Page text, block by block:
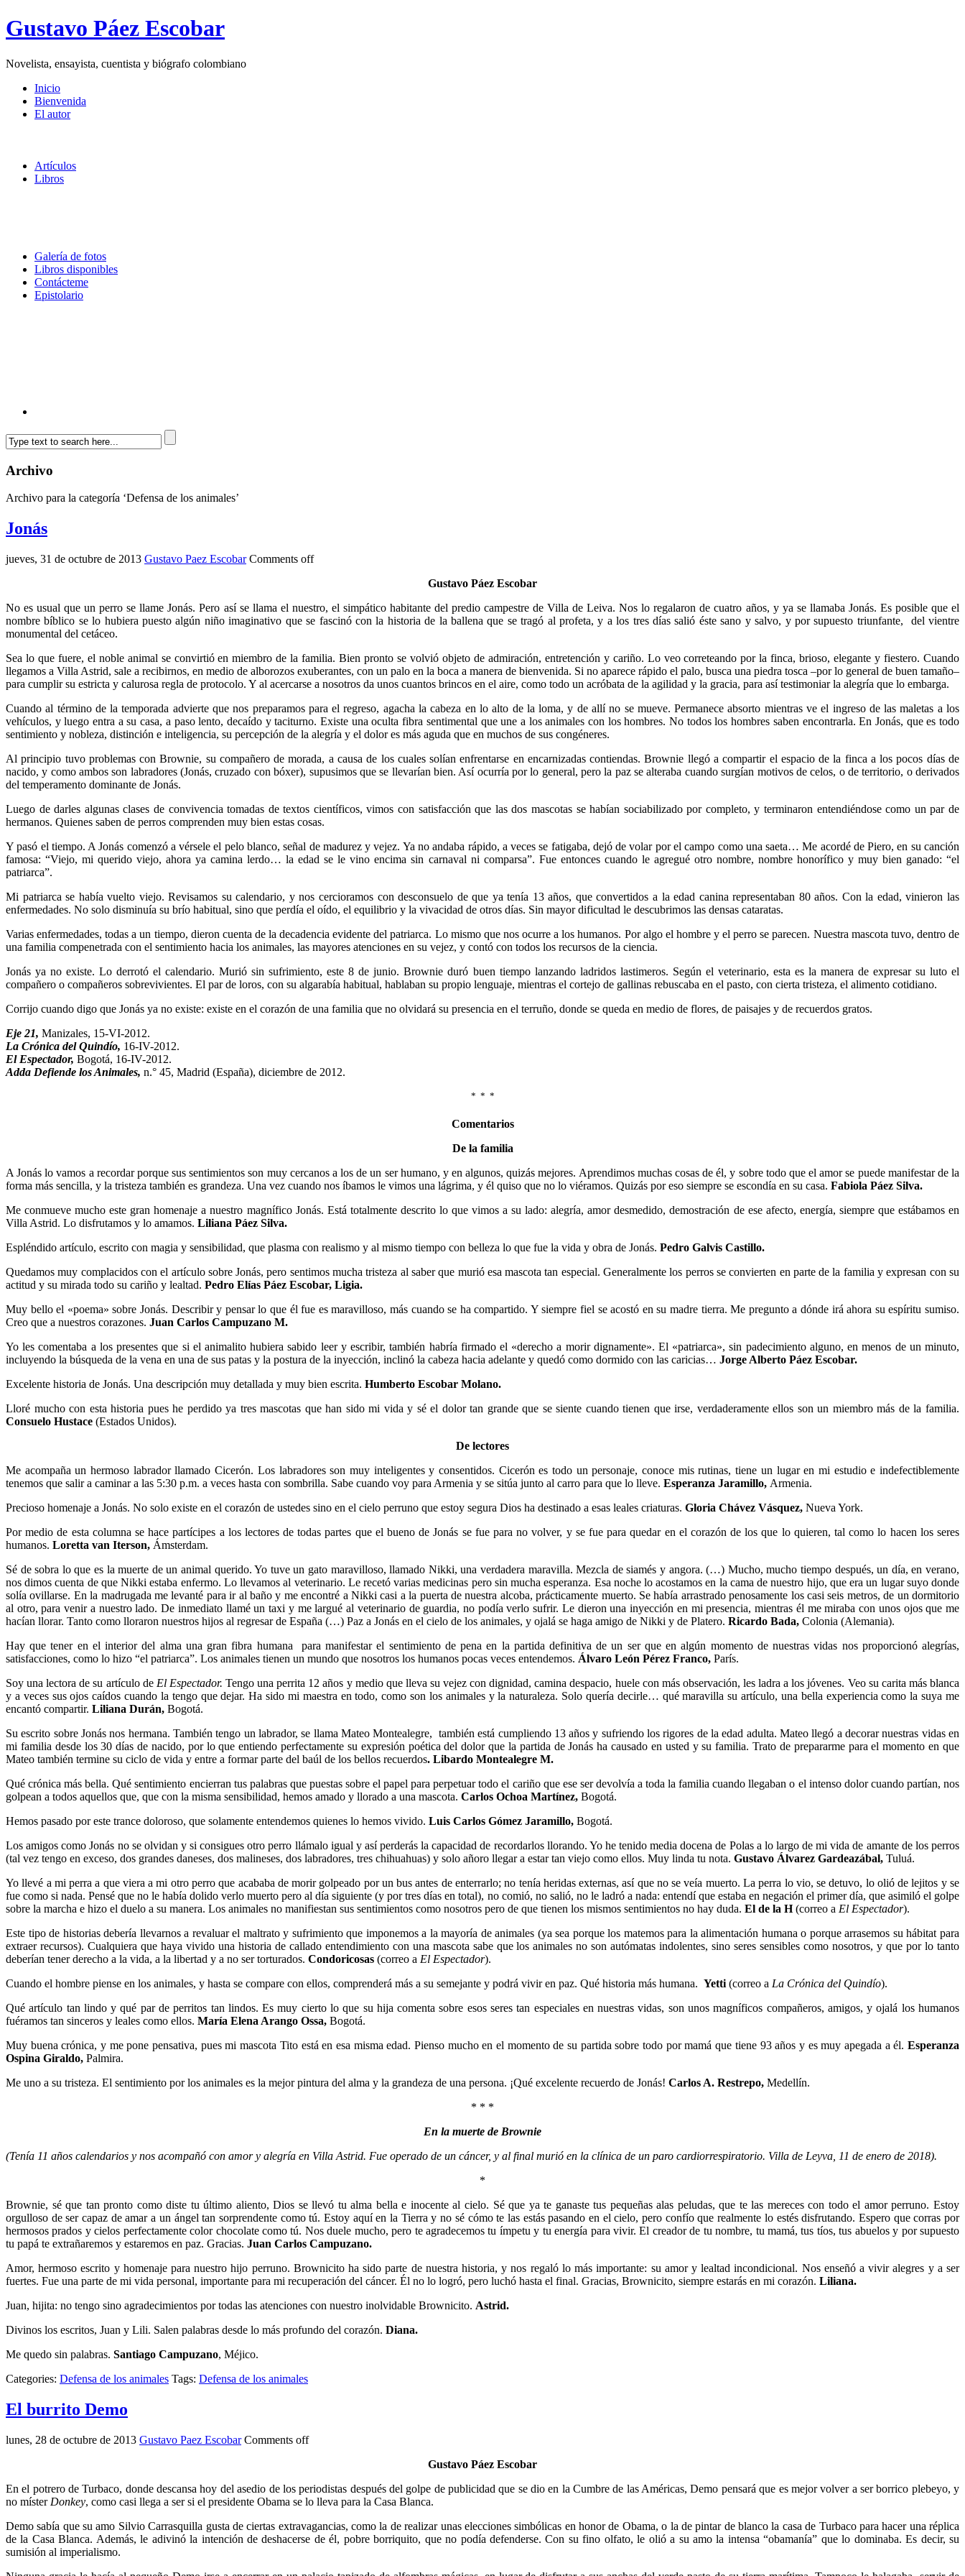
Gustavo Páez Escobar
Novelista, ensayista, cuentista y biógrafo colombiano
Inicio
Bienvenida
El autor
Artículos
Libros
Galería de fotos
Libros disponibles
Contácteme
Epistolario
Archivo
Archivo para la categoría ‘Defensa de los animales’
Jonás
jueves, 31 de octubre de 2013 Gustavo Paez Escobar Comments off
Gustavo Páez Escobar
No es usual que un perro se llame Jonás. Pero así se llama el nuestro, el simpático habitante del predio campestre de Villa de Leiva. Nos lo regalaron de cuatro años, y ya se llamaba Jonás. Es posible que el
nombre bíblico se lo hubiera puesto algún niño imaginativo que se fascinó con la historia de la ballena que se tragó al profeta, y a los tres días salió éste sano y salvo, y por supuesto triunfante, del vientre
monumental del cetáceo.
Sea lo que fuere, el noble animal se convirtió en miembro de la familia. Bien pronto se volvió objeto de admiración, entretención y cariño. Lo veo correteando por la finca, brioso, elegante y fiestero. Cuando
llegamos a Villa Astrid, sale a recibirnos, en medio de alborozos exuberantes, con un palo en la boca a manera de bienvenida. Si no aparece rápido el palo, busca una piedra tosca –por lo general de buen tamaño–
para cumplir su estricta y calurosa regla de protocolo. Y al acercarse a nosotros da unos cuantos brincos en el aire, como todo un acróbata de la agilidad y la gracia, para así testimoniar la alegría que lo embarga.
Cuando al término de la temporada advierte que nos preparamos para el regreso, agacha la cabeza en lo alto de la loma, y de allí no se mueve. Permanece absorto mientras ve el ingreso de las maletas a los
vehículos, y luego entra a su casa, a paso lento, decaído y taciturno. Existe una oculta fibra sentimental que une a los animales con los hombres. No todos los hombres saben encontrarla. En Jonás, que es todo
sentimiento y nobleza, distinción e inteligencia, su percepción de la alegría y el dolor es más aguda que en muchos de sus congéneres.
Al principio tuvo problemas con Brownie, su compañero de morada, a causa de los cuales solían enfrentarse en encarnizadas contiendas. Brownie llegó a compartir el espacio de la finca a los pocos días de
nacido, y como ambos son labradores (Jonás, cruzado con bóxer), supusimos que se llevarían bien. Así ocurría por lo general, pero la paz se alteraba cuando surgían motivos de celos, o de territorio, o derivados
del temperamento dominante de Jonás.
Luego de darles algunas clases de convivencia tomadas de textos científicos, vimos con satisfacción que las dos mascotas se habían sociabilizado por completo, y terminaron entendiéndose como un par de
hermanos. Quienes saben de perros comprenden muy bien estas cosas.
Y pasó el tiempo. A Jonás comenzó a vérsele el pelo blanco, señal de madurez y vejez. Ya no andaba rápido, a veces se fatigaba, dejó de volar por el campo como una saeta… Me acordé de Piero, en su canción
famosa: “Viejo, mi querido viejo, ahora ya camina lerdo… la edad se le vino encima sin carnaval ni comparsa”. Fue entonces cuando le agregué otro nombre, nombre honorífico y muy bien ganado: “el
patriarca”.
Mi patriarca se había vuelto viejo. Revisamos su calendario, y nos cercioramos con desconsuelo de que ya tenía 13 años, que convertidos a la edad canina representaban 80 años. Con la edad, vinieron las
enfermedades. No solo disminuía su brío habitual, sino que perdía el oído, el equilibrio y la vivacidad de otros días. Sin mayor dificultad le descubrimos las densas cataratas.
Varias enfermedades, todas a un tiempo, dieron cuenta de la decadencia evidente del patriarca. Lo mismo que nos ocurre a los humanos. Por algo el hombre y el perro se parecen. Nuestra mascota tuvo, dentro de
una familia compenetrada con el sentimiento hacia los animales, las mayores atenciones en su vejez, y contó con todos los recursos de la ciencia.
Jonás ya no existe. Lo derrotó el calendario. Murió sin sufrimiento, este 8 de junio. Brownie duró buen tiempo lanzando ladridos lastimeros. Según el veterinario, esta es la manera de expresar su luto el
compañero o compañeros sobrevivientes. El par de loros, con su algarabía habitual, hablaban su propio lenguaje, mientras el cortejo de gallinas rebuscaba en el pasto, con cierta tristeza, el alimento cotidiano.
Corrijo cuando digo que Jonás ya no existe: existe en el corazón de una familia que no olvidará su presencia en el terruño, donde se queda en medio de flores, de paisajes y de recuerdos gratos.
Eje 21, Manizales, 15-VI-2012.
La Crónica del Quindío, 16-IV-2012.
El Espectador, Bogotá, 16-IV-2012.
Adda Defiende los Animales, n.° 45, Madrid (España), diciembre de 2012.
* * *
Comentarios
De la familia
A Jonás lo vamos a recordar porque sus sentimientos son muy cercanos a los de un ser humano, y en algunos, quizás mejores. Aprendimos muchas cosas de él, y sobre todo que el amor se puede manifestar de la
forma más sencilla, y la tristeza también es grandeza. Una vez cuando nos íbamos le vimos una lágrima, y él quiso que no lo viéramos. Quizás por eso siempre se escondía en su casa. Fabiola Páez Silva.
Me conmueve mucho este gran homenaje a nuestro magnífico Jonás. Está totalmente descrito lo que vimos a su lado: alegría, amor desmedido, demostración de ese afecto, energía, siempre que estábamos en
Villa Astrid. Lo disfrutamos y lo amamos. Liliana Páez Silva.
Espléndido artículo, escrito con magia y sensibilidad, que plasma con realismo y al mismo tiempo con belleza lo que fue la vida y obra de Jonás. Pedro Galvis Castillo.
Quedamos muy complacidos con el artículo sobre Jonás, pero sentimos mucha tristeza al saber que murió esa mascota tan especial. Generalmente los perros se convierten en parte de la familia y expresan con su
actitud y su mirada todo su cariño y lealtad. Pedro Elías Páez Escobar, Ligia.
Muy bello el «poema» sobre Jonás. Describir y pensar lo que él fue es maravilloso, más cuando se ha compartido. Y siempre fiel se acostó en su madre tierra. Me pregunto a dónde irá ahora su espíritu sumiso.
Creo que a nuestros corazones. Juan Carlos Campuzano M.
Yo les comentaba a los presentes que si el animalito hubiera sabido leer y escribir, también habría firmado el «derecho a morir dignamente». El «patriarca», sin padecimiento alguno, en menos de un minuto,
incluyendo la búsqueda de la vena en una de sus patas y la postura de la inyección, inclinó la cabeza hacia adelante y quedó como dormido con las caricias… Jorge Alberto Páez Escobar.
Excelente historia de Jonás. Una descripción muy detallada y muy bien escrita. Humberto Escobar Molano.
Lloré mucho con esta historia pues he perdido ya tres mascotas que han sido mi vida y sé el dolor tan grande que se siente cuando tienen que irse, verdaderamente ellos son un miembro más de la familia.
Consuelo Hustace (Estados Unidos).
De lectores
Me acompaña un hermoso labrador llamado Cicerón. Los labradores son muy inteligentes y consentidos. Cicerón es todo un personaje, conoce mis rutinas, tiene un lugar en mi estudio e indefectiblemente
tenemos que salir a caminar a las 5:30 p.m. a veces hasta con sombrilla. Sabe cuando voy para Armenia y se sitúa junto al carro para que lo lleve. Esperanza Jaramillo, Armenia.
Precioso homenaje a Jonás. No solo existe en el corazón de ustedes sino en el cielo perruno que estoy segura Dios ha destinado a esas leales criaturas. Gloria Chávez Vásquez, Nueva York.
Por medio de esta columna se hace partícipes a los lectores de todas partes que el bueno de Jonás se fue para no volver, y se fue para quedar en el corazón de los que lo quieren, tal como lo hacen los seres
humanos. Loretta van Iterson, Ámsterdam.
Sé de sobra lo que es la muerte de un animal querido. Yo tuve un gato maravilloso, llamado Nikki, una verdadera maravilla. Mezcla de siamés y angora. (…) Mucho, mucho tiempo después, un día, en verano,
nos dimos cuenta de que Nikki estaba enfermo. Lo llevamos al veterinario. Le recetó varias medicinas pero sin mucha esperanza. Esa noche lo acostamos en la cama de nuestro hijo, que era un lugar suyo donde
solía ovillarse. En la madrugada me levanté para ir al baño y me encontré a Nikki casi a la puerta de nuestra alcoba, prácticamente muerto. Se había arrastrado penosamente los casi seis metros, de un dormitorio
al otro, para venir a nuestro lado. De inmediato llamé un taxi y me largué al veterinario de guardia, no podía verlo sufrir. Le dieron una inyección en mi presencia, mientras él me miraba con unos ojos que me
hacían llorar. Tanto como lloraron nuestros hijos al regresar de España (…) Paz a Jonás en el cielo de los animales, y ojalá se haga amigo de Nikki y de Platero. Ricardo Bada, Colonia (Alemania).
Hay que tener en el interior del alma una gran fibra humana para manifestar el sentimiento de pena en la partida definitiva de un ser que en algún momento de nuestras vidas nos proporcionó alegrías,
satisfacciones, como lo hizo “el patriarca”. Los animales tienen un mundo que nosotros los humanos pocas veces entendemos. Álvaro León Pérez Franco, París.
Soy una lectora de su artículo de El Espectador. Tengo una perrita 12 años y medio que lleva su vejez con dignidad, camina despacio, huele con más observación, les ladra a los jóvenes. Veo su carita más blanca
y a veces sus ojos caídos cuando la tengo que dejar. Ha sido mi maestra en todo, como son los animales y la naturaleza. Solo quería decirle… qué maravilla su artículo, una bella experiencia como la suya me
encantó compartir. Liliana Durán, Bogotá.
Su escrito sobre Jonás nos hermana. También tengo un labrador, se llama Mateo Montealegre, también está cumpliendo 13 años y sufriendo los rigores de la edad adulta. Mateo llegó a decorar nuestras vidas en
mi familia desde los 30 días de nacido, por lo que entiendo perfectamente su expresión poética del dolor que la partida de Jonás ha causado en usted y su familia. Trato de prepararme para el momento en que
Mateo también termine su ciclo de vida y entre a formar parte del baúl de los bellos recuerdos. Libardo Montealegre M.
Qué crónica más bella. Qué sentimiento encierran tus palabras que puestas sobre el papel para perpetuar todo el cariño que ese ser devolvía a toda la familia cuando llegaban o el intenso dolor cuando partían, nos
golpean a todos aquellos que, que con la misma sensibilidad, hemos amado y llorado a una mascota. Carlos Ochoa Martínez, Bogotá.
Hemos pasado por este trance doloroso, que solamente entendemos quienes lo hemos vivido. Luis Carlos Gómez Jaramillo, Bogotá.
Los amigos como Jonás no se olvidan y si consigues otro perro llámalo igual y así perderás la capacidad de recordarlos llorando. Yo he tenido media docena de Polas a lo largo de mi vida de amante de los perros
(tal vez tengo en exceso, dos grandes daneses, dos malineses, dos labradores, tres chihuahuas) y solo añoro llegar a estar tan viejo como ellos. Muy linda tu nota. Gustavo Álvarez Gardeazábal, Tuluá.
Yo llevé a mi perra a que viera a mi otro perro que acababa de morir golpeado por un bus antes de enterrarlo; no tenía heridas externas, así que no se veía muerto. La perra lo vio, se detuvo, lo olió de lejitos y se
fue como si nada. Pensé que no le había dolido verlo muerto pero al día siguiente (y por tres días en total), no comió, no salió, no le ladró a nada: entendí que estaba en negación el primer día, que asimiló el golpe
sobre la marcha e hizo el duelo a su manera. Los animales no manifiestan sus sentimientos como nosotros pero de que tienen los mismos sentimientos no hay duda. El de la H(correo a El Espectador).
Este tipo de historias debería llevarnos a revaluar el maltrato y sufrimiento que imponemos a la mayoría de animales (ya sea porque los matemos para la alimentación humana o porque arrasemos su hábitat para
extraer recursos). Cualquiera que haya vivido una historia de callado entendimiento con una mascota sabe que los animales no son autómatas indolentes, sino seres sensibles como nosotros, y que por lo tanto
deberían tener derecho a la vida, a la libertad y a no ser torturados. Condoricosas (correo a El Espectador).
Cuando el hombre piense en los animales, y hasta se compare con ellos, comprenderá más a su semejante y podrá vivir en paz. Qué historia más humana. Yetti(correo a La Crónica del Quindío).
Qué artículo tan lindo y qué par de perritos tan lindos. Es muy cierto lo que su hija comenta sobre esos seres tan especiales en nuestras vidas, son unos magníficos compañeros, amigos, y ojalá los humanos
fuéramos tan sinceros y leales como ellos. María Elena Arango Ossa, Bogotá.
Muy buena crónica, y me pone pensativa, pues mi mascota Tito está en esa misma edad. Pienso mucho en el momento de su partida sobre todo por mamá que tiene 93 años y es muy apegada a él. Esperanza
Ospina Giraldo, Palmira.
Me uno a su tristeza. El sentimiento por los animales es la mejor pintura del alma y la grandeza de una persona. ¡Qué excelente recuerdo de Jonás! Carlos A. Restrepo, Medellín.
* * *
En la muerte de Brownie
(Tenía 11 años calendarios y nos acompañó con amor y alegría en Villa Astrid. Fue operado de un cáncer, y al final murió en la clínica de un paro cardiorrespiratorio. Villa de Leyva, 11 de enero de 2018).
*
Brownie, sé que tan pronto como diste tu último aliento, Dios se llevó tu alma bella e inocente al cielo. Sé que ya te ganaste tus pequeñas alas peludas, que te las mereces con todo el amor perruno. Estoy
orgulloso de ser capaz de amar a un ángel tan sorprendente como tú. Estoy aquí en la Tierra y no sé cómo te las estás pasando en el cielo, pero confío que realmente lo estés disfrutando. Espero que corras por
hermosos prados y cielos perfectamente color chocolate como tú. Nos duele mucho, pero te agradecemos tu ímpetu y tu energía para vivir. El creador de tu nombre, tu mamá, tus tíos, tus abuelos y por supuesto
tu papá te extrañaremos y estaremos en paz. Gracias. Juan Carlos Campuzano.
Amor, hermoso escrito y homenaje para nuestro hijo perruno. Brownicito ha sido parte de nuestra historia, y nos regaló lo más importante: su amor y lealtad incondicional. Nos enseñó a vivir alegres y a ser
fuertes. Fue una parte de mi vida personal, importante para mi recuperación del cáncer. Él no lo logró, pero luchó hasta el final. Gracias, Brownicito, siempre estarás en mi corazón. Liliana.
Juan, hijita: no tengo sino agradecimientos por todas las atenciones con nuestro inolvidable Brownicito. Astrid.
Divinos los escritos, Juan y Lili. Salen palabras desde lo más profundo del corazón. Diana.
Me quedo sin palabras. Santiago Campuzano, Méjico.
Categories: Defensa de los animales Tags: Defensa de los animales
El burrito Demo
lunes, 28 de octubre de 2013 Gustavo Paez Escobar Comments off
Gustavo Páez Escobar
En el potrero de Turbaco, donde descansa hoy del asedio de los periodistas después del golpe de publicidad que se dio en la Cumbre de las Américas, Demo pensará que es mejor volver a ser borrico plebeyo, y
no míster Donkey, como casi llega a ser si el presidente Obama se lo lleva para la Casa Blanca.
Demo sabía que su amo Silvio Carrasquilla gusta de ciertas extravagancias, como la de realizar unas elecciones simbólicas en honor de Obama, o la de pintar de blanco la casa de Turbaco para hacer una réplica
de la Casa Blanca. Además, le adivinó la intención de deshacerse de él, pobre borriquito, que no podía defenderse. Con su fino olfato, le olió a su amo la intensa “obamanía” que lo dominaba. Es decir, su
sumisión al imperialismo.